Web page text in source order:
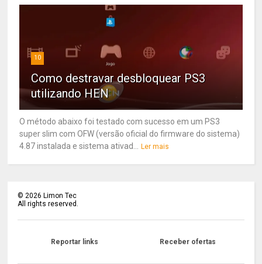
10
Como destravar desbloquear PS3
utilizando HEN
O método abaixo foi testado com sucesso em um PS3
super slim com OFW (versão oficial do firmware do sistema)
4.87 instalada e sistema ativad...
Ler mais
©2026 Limon Tec
All rights reserved.
Reportar links Receber ofertas